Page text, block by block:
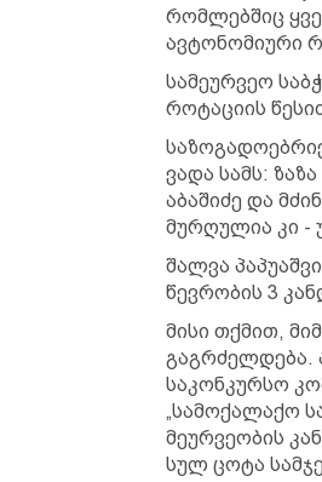
რომლებშიც
ავტონომიური
სამეურვეო
როტაციის
ვადა სამს:
აბაშიძე და
მურღულია კი -
შალვა
წევრობის 3
მისი თქმით,
გაგრძელდება.
საკონკურსო
„სამოქალაქო
მეურვეობის
სულ ცოტა